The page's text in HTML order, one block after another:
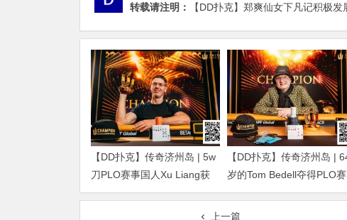
转载请注明：
【DD扑克】郑爽仙女下凡记积极
【DD扑克】传奇济州岛 | 5w
刀PLO赛事国人Xu Liang获
得第4名，匈牙利Gergo
【DD扑克】传奇济州岛 |
岁的Tom Bedell夺得PLO赛
事冠军，国人Shi Ning
亚军
上一篇